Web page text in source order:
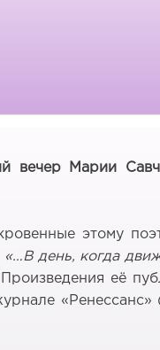
вечер Марии
этому
день, когда
её
«Ренессанс»